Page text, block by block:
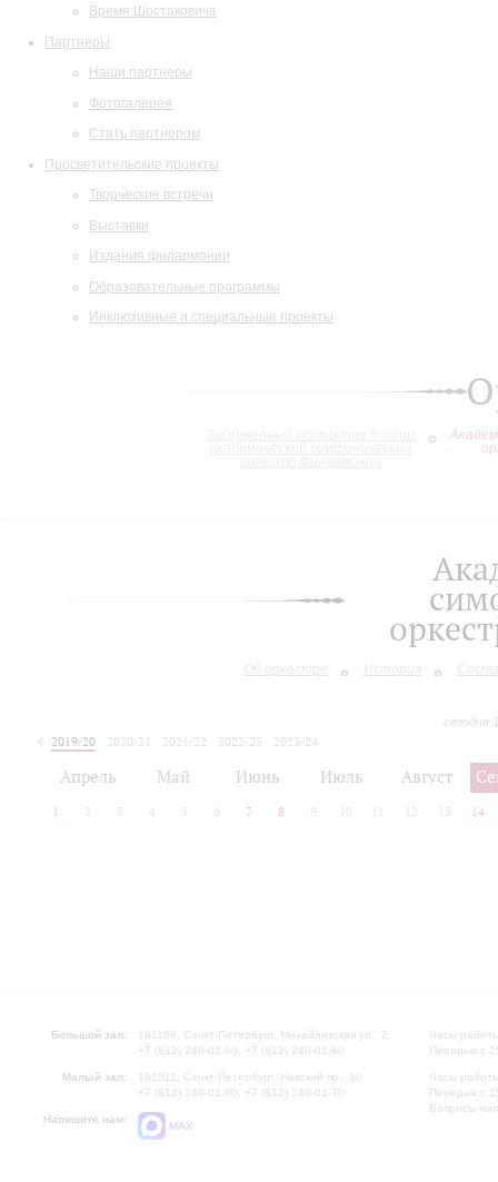
Время Шостаковича
Партнеры
Наши партнеры
Фотогалерея
Стать партнером
Просветительские проекты
Творческие встречи
Выставки
Издания филармонии
Образовательные программы
Инклюзивные и специальные проекты
Об оркестре История
сегодня
2019/20 2020/21 2021/22 2022/23
2023/24
Апрель Май Июнь Июль Август
1 2 3 4 5 6 7 8 9 10 12 13 14
Большой зал:
191186, Санкт-Петербург, Михайловская ул., 2
+7 (812) 240-01-00, +7 (812) 240-01-80
Малый зал:
191011, Санкт-Петербург, Невский пр., 30
+7 (812) 240-01-00, +7 (812) 240-01-70
Напишите нам:
MAX
Часы
Перерыв с
Часы
Перерыв с
Вопросы